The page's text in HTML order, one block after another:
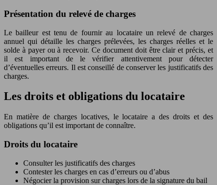
Présentation du relevé de charges
Le bailleur est tenu de fournir au locataire un relevé de charges
annuel qui détaille les charges prélevées, les charges réelles et le
solde à payer ou à recevoir. Ce document doit être clair et précis, et
il est important de le vérifier attentivement pour détecter
d’éventuelles erreurs. Il est conseillé de conserver les justificatifs des
charges.
Les droits et obligations du locataire
En matière de charges locatives, le locataire a des droits et des
obligations qu’il est important de connaître.
Droits du locataire
Consulter les justificatifs des charges
Contester les charges en cas d’erreurs ou d’abus
Négocier la provision sur charges lors de la signature du bail